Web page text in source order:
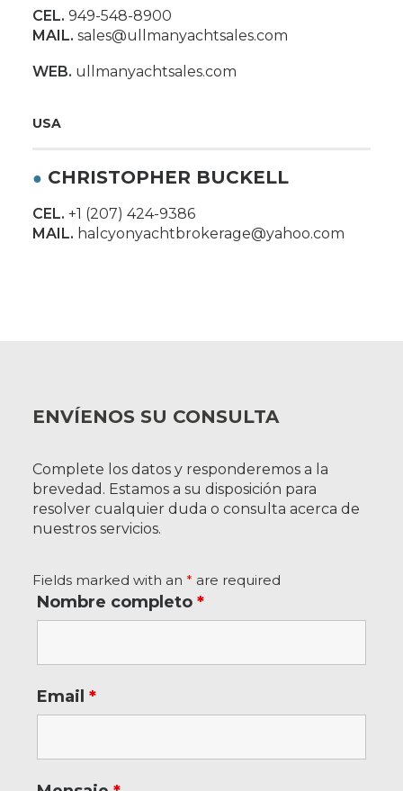
CEL. 949-548-8900
MAIL. sales@ullmanyachtsales.com
WEB. ullmanyachtsales.com
USA
● CHRISTOPHER BUCKELL
CEL. +1 (207) 424-9386
MAIL. halcyonyachtbrokerage@yahoo.com
ENVÍENOS SU CONSULTA
Complete los datos y responderemos a la
brevedad. Estamos a su disposición para
resolver cualquier duda o consulta acerca de
nuestros servicios.
Fields marked with an * are required
Nombre completo *
Email *